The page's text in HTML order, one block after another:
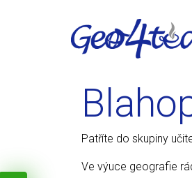
Patříte do skupiny
Ve výuce geografie